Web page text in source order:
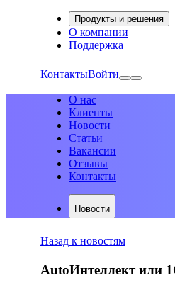
Продукты и решения
О компании
Поддержка
КонтактыВойти
О нас
Клиенты
Новости
Статьи
Вакансии
Отзывы
Контакты
Новости
Назад к новостям
AutoИнтеллект или